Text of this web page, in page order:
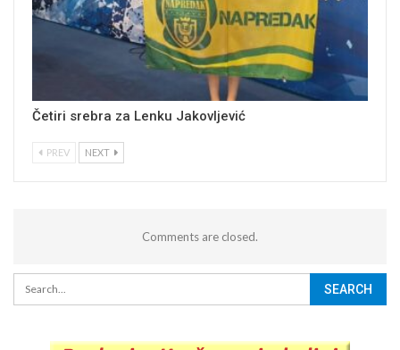
Četiri srebra za Lenku Jakovljević
PREV NEXT
Comments are closed.